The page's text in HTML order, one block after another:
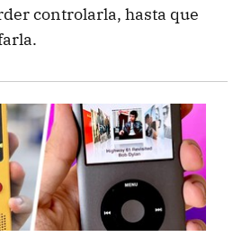
controlarla, hasta que